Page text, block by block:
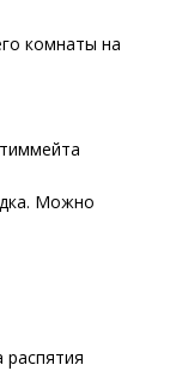
комнаты на
Можно